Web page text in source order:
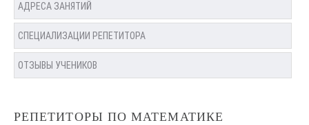
АДРЕСА ЗАНЯТИЙ
СПЕЦИАЛИЗАЦИИ РЕПЕТИТОРА
ОТЗЫВЫ УЧЕНИКОВ
РЕПЕТИТОРЫ ПО МАТЕМАТИКЕ